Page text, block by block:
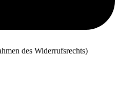
des Widerrufsrechts)